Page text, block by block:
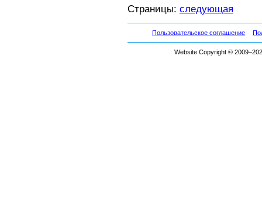
Страницы: следующая
Пользовательское соглашение
Website Copyright ©